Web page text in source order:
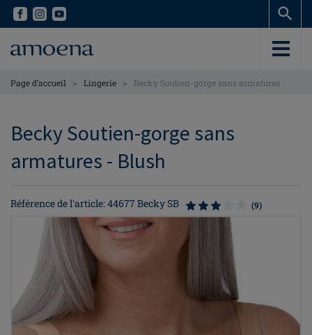
Skip
content
Skip
content
Page d’accueil > Lingerie > Becky Soutien-gorge sans armatures
Becky Soutien-gorge sans
armatures - Blush
Référence de l'article: 44677 Becky SB (9)